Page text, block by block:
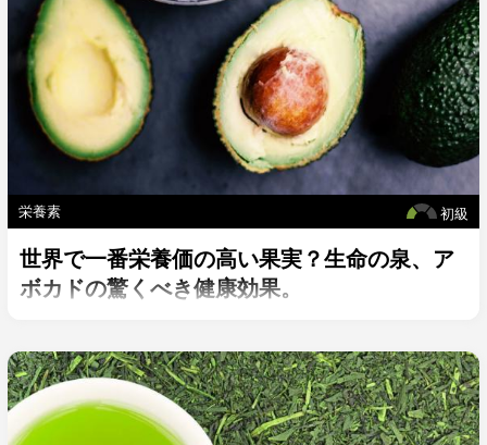
初級
栄養素
世界で一番栄養価の高い果実？生命の泉、ア
ボカドの驚くべき健康効果。